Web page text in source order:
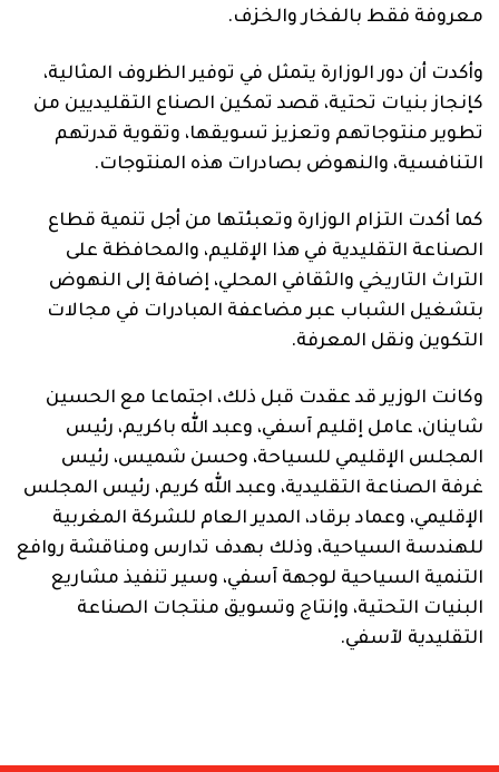
معروفة فقط بالفخار والخزف.
وأكدت أن دور الوزارة يتمثل في توفير الظروف المثالية،
كإنجاز بنيات تحتية، قصد تمكين الصناع التقليديين من
تطوير منتوجاتهم وتعزيز تسويقها، وتقوية قدرتهم
التنافسية، والنهوض بصادرات هذه المنتوجات.
كما أكدت التزام الوزارة وتعبئتها من أجل تنمية قطاع
الصناعة التقليدية في هذا الإقليم، والمحافظة على
التراث التاريخي والثقافي المحلي، إضافة إلى النهوض
بتشغيل الشباب عبر مضاعفة المبادرات في مجالات
التكوين ونقل المعرفة.
وكانت الوزير قد عقدت قبل ذلك، اجتماعا مع الحسين
شاينان، عامل إقليم آسفي، وعبد الله باكريم، رئيس
المجلس الإقليمي للسياحة، وحسن شميس، رئيس
غرفة الصناعة التقليدية، وعبد الله كريم، رئيس المجلس
الإقليمي، وعماد برقاد، المدير العام للشركة المغربية
للهندسة السياحية، وذلك بهدف تدارس ومناقشة روافع
التنمية السياحية لوجهة آسفي، وسير تنفيذ مشاريع
البنيات التحتية، وإنتاج وتسويق منتجات الصناعة
التقليدية لآسفي.